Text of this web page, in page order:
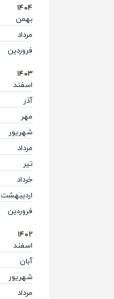
۱۴۰۴
بهمن
مرداد
فروردین
۱۴۰۳
اسفند
آذر
مهر
شهریور
مرداد
تیر
خرداد
اردیبهشت
فروردین
۱۴۰۲
اسفند
آبان
شهریور
مرداد